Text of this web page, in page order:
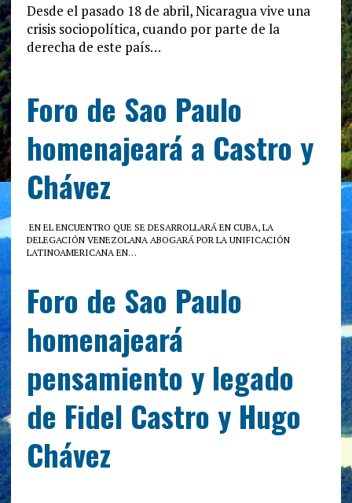
Desde el pasado 18 de abril, Nicaragua vive una
crisis sociopolítica, cuando por parte de la
derecha de este país…
Foro de Sao Paulo
homenajeará a Castro y
Chávez
EN EL ENCUENTRO QUE SE DESARROLLARÁ EN CUBA, LA
DELEGACIÓN VENEZOLANA ABOGARÁ POR LA UNIFICACIÓN
LATINOAMERICANA EN…
Foro de Sao Paulo
homenajeará
pensamiento y legado
de Fidel Castro y Hugo
Chávez